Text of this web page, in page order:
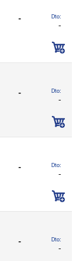
- Dto:
-
- Dto:
-
- Dto:
-
- Dto:
-